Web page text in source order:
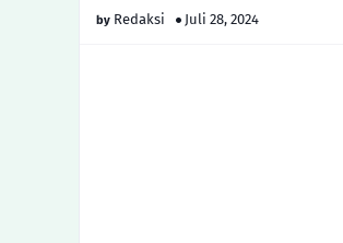
Redaksi Juli 28, 2024